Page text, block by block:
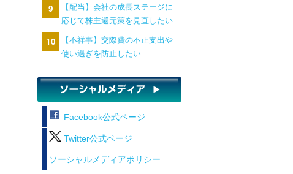
【配当】会社の成長ステージに
応じて株主還元策を見直したい
【不祥事】交際費の不正支出や
使い過ぎを防止したい
Facebook公式ページ
Twitter公式ページ
ソーシャルメディアポリシー